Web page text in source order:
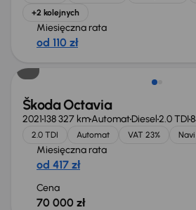
+2 kolejnych
Miesięczna rata
od 110 zł
Możliwość odliczenia VAT
Škoda Octavia
2021138 327 kmAutomatDiesel2.0 TDI
2.0 TDI Automat VAT 23% Navi
Miesięczna rata
od 417 zł
Cena
70 000 zł